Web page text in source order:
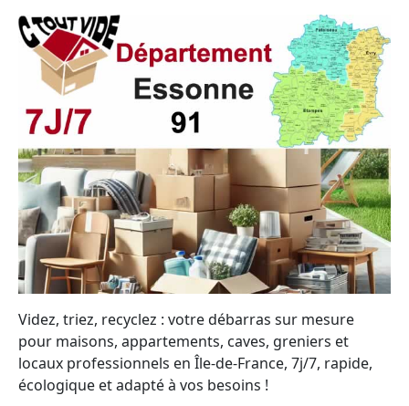
Videz, triez, recyclez : votre débarras sur mesure
pour maisons, appartements, caves, greniers et
locaux professionnels en Île-de-France, 7j/7, rapide,
écologique et adapté à vos besoins !